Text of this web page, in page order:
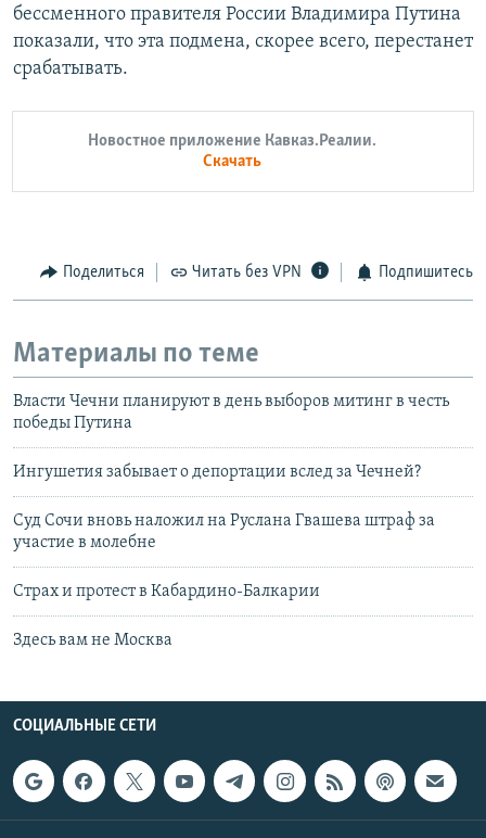
бессменного правителя России Владимира Путина
показали, что эта подмена, скорее всего, перестанет
срабатывать.
Новостное приложение Кавказ.Реалии.
Скачать
Поделиться Читать без VPN Подпишитесь
Материалы по теме
Власти Чечни планируют в день выборов митинг в честь
победы Путина
Ингушетия забывает о депортации вслед за Чечней?
Суд Сочи вновь наложил на Руслана Гвашева штраф за
участие в молебне
Страх и протест в Кабардино-Балкарии
Здесь вам не Москва
СОЦИАЛЬНЫЕ СЕТИ